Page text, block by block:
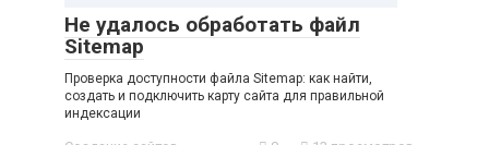
Не удалось обработать файл
Sitemap
Проверка доступности файла Sitemap: как найти,
создать и подключить карту сайта для правильной
индексации